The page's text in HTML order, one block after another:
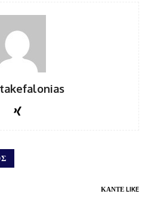
ΚΆΝΤΕ LIKE